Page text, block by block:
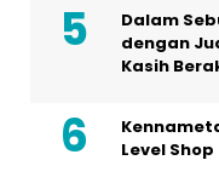
Dalam
dengan
Kasih
Level Shop